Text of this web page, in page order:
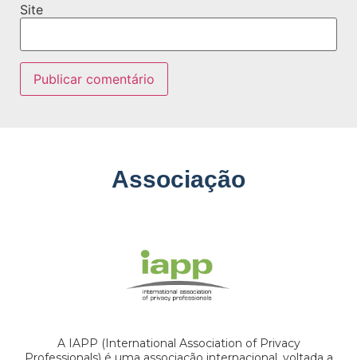
Site
Associação
A IAPP (International Association of Privacy